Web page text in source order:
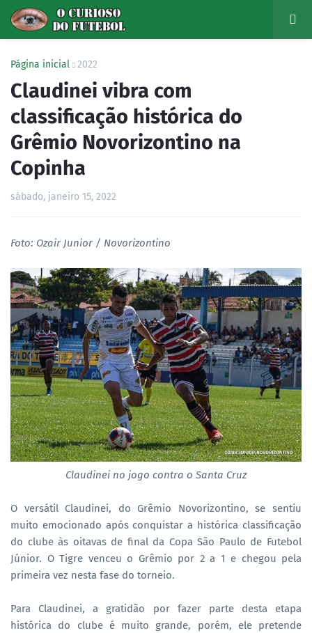
Página inicial 2022
Claudinei vibra com
classificação histórica do
Grêmio Novorizontino na
Copinha
sábado, janeiro 15, 2022
Foto: Ozair Junior / Novorizontino
Claudinei no jogo contra o Santa Cruz
O versátil Claudinei, do Grêmio Novorizontino, se sentiu
muito emocionado após conquistar a histórica classificação
do clube às oitavas de final da Copa São Paulo de Futebol
Júnior. O Tigre venceu o Grêmio por 2 a 1 e chegou pela
primeira vez nesta fase do torneio.
Para Claudinei, a gratidão por fazer parte desta etapa
histórica do clube é muito grande, porém, ele pretende